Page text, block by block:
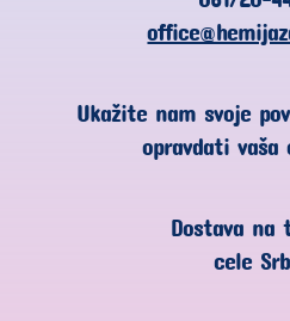
Ukažite nam svoje
opravdati vaša
Dostava
cele